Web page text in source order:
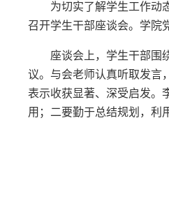
为切实了解学生工作动
召开学生干部座谈会。学院
座谈会上，学生干部围
议。与会老师认真听取发言
表示收获显著、深受启发。
用；二要勤于总结规划，利